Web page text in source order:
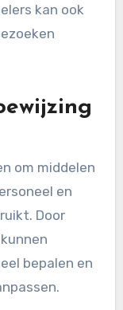
kan ook
om middelen
en
Door
bepalen en